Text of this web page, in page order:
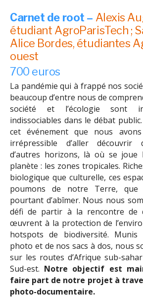
Carnet de root – Alexis
étudiant AgroParisTech ;
Alice Bordes, étudiantes
ouest
700 euros
La pandémie qui à frappé nos
beaucoup d’entre nous de
société et l’écologie sont
indissociables dans le débat
cet événement que nous
irrépressible d’aller découvrir
d’autres horizons, là où se
planète : les zones tropicales.
biologique que culturelle, ces
poumons de notre Terre, que
pourtant d’abîmer. Nous nous
défi de partir à la rencontre de
œuvrent à la protection de
hotspots de biodiversité.
photo et de nos sacs à dos, nous
sur les routes d’Afrique sub-
Sud-est. Notre objectif est
faire part de notre projet à
photo-documentaire.